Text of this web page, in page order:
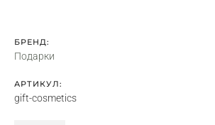
БРЕНД:
Подарки
АРТИКУЛ:
gift-cosmetics